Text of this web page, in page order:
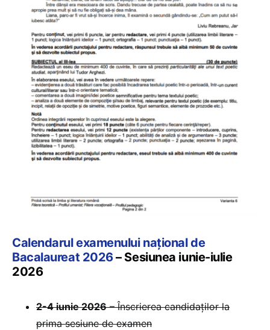
Calendarul examenului național de
Bacalaureat 2026– Sesiunea iunie-iulie
2026
2-4 iunie 2026– Înscrierea candidaților la
prima sesiune de examen